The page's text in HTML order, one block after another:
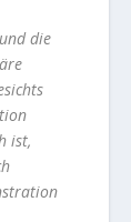
die
ist,